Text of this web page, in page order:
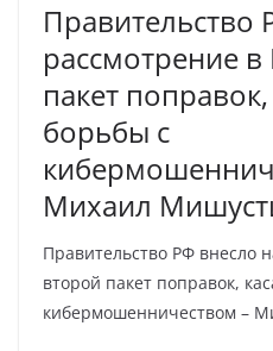
Правительство
рассмотрение
пакет
борьбы с
Михаил
Правительство РФ внесло
второй пакет поправок,
кибермошенничеством –